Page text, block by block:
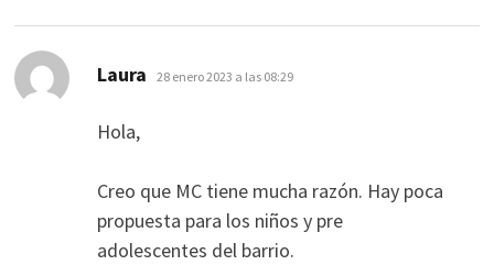
Laura dice:
28 enero 2023 a las 08:29
Hola,
Creo que MC tiene mucha razón. Hay poca
propuesta para los niños y pre
adolescentes del barrio.